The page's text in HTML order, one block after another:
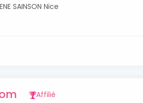
SAINSON Nice
Affilié